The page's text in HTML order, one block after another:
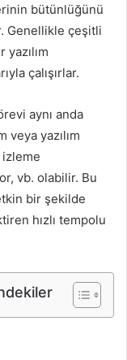
bütünlüğünü
Genellikle çeşitli
çalışırlar.
aynı anda
veya yazılım
vb. olabilir. Bu
bir şekilde
hızlı tempolu